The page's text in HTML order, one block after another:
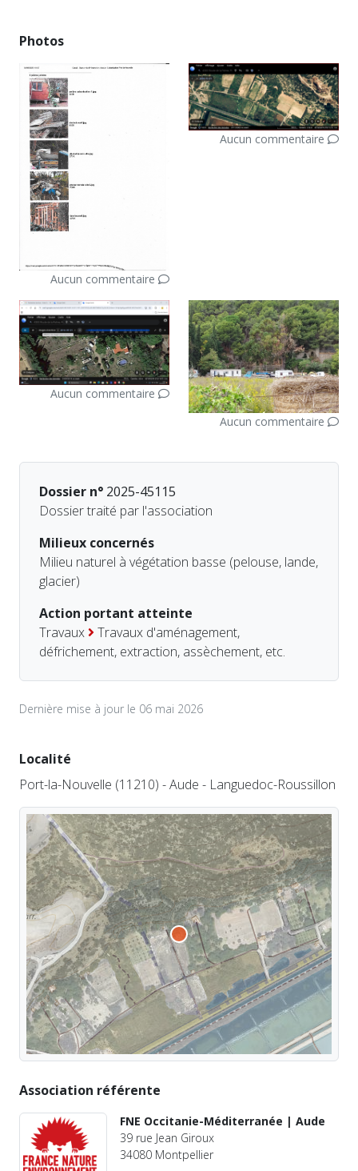
Photos
Aucun commentaire
Aucun commentaire
Aucun commentaire
Aucun commentaire
Dossier n° 2025-45115
Dossier traité par l'association
Milieux concernés
Milieu naturel à végétation basse (pelouse, lande,
glacier)
Action portant atteinte
Travaux
Travaux d'aménagement,
défrichement, extraction, assèchement, etc.
Dernière mise à jour le 06 mai 2026
Localité
Port-la-Nouvelle (11210) - Aude - Languedoc-Roussillon
Association référente
FNE Occitanie-Méditerranée | Aude
39 rue Jean Giroux
34080 Montpellier